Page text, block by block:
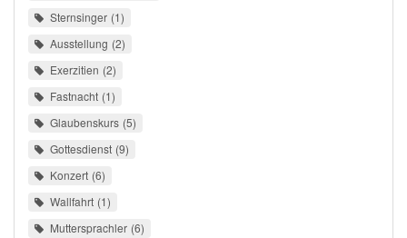
Sternsinger 1
Ausstellung 2
Exerzitien 2
Fastnacht 1
Glaubenskurs 5
Gottesdienst 9
Konzert 6
Wallfahrt 1
Muttersprachler 6